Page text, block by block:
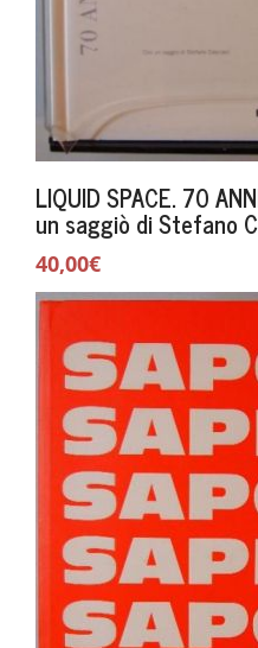
LIQUID SPACE. 70
un saggiò di Stefano
40,00€